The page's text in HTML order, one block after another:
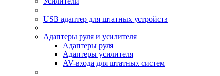
USB адаптер для штатных устройств
Адаптеры руля и усилителя
Адаптеры руля
Адаптеры усилителя
AV-входа для штатных систем